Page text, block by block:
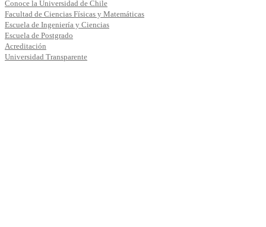
Conoce la Universidad de Chile
Facultad de Ciencias Físicas y Matemáticas
Escuela de Ingeniería y Ciencias
Escuela de Postgrado
Acreditación
Universidad Transparente